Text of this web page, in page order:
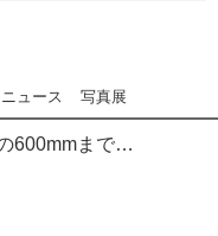
ニュース 写真展
Eマウント初の600mmまでをカバーする望遠ズーム FE 200-600mm F5.6-6.3 G OSS発表